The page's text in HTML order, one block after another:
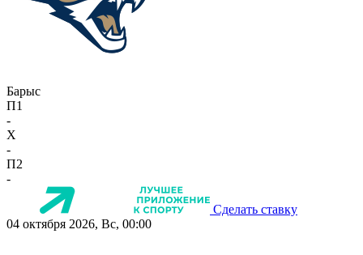
Барыс
П1
-
X
-
П2
-
Сделать ставку
04 октября 2026, Вс, 00:00